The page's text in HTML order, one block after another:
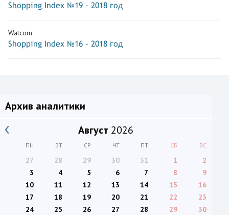
Shopping Index №19 - 2018 год
Watcom
Shopping Index №16 - 2018 год
Архив аналитики
Август 2026
ПН ВТ СР ЧТ ПТ СБ ВС
27 28 29 30 31 1
2
3
4 5 6 7 8
9
10
11 12 13 14 15
16
17
18 19 20 21 22
23
24
25 26 27 28 29
30